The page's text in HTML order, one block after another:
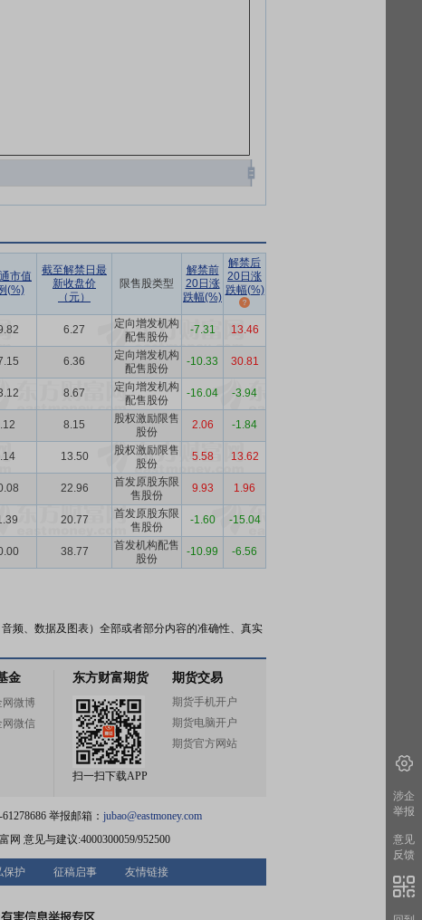
市值
(%)
截至解禁日最
新收盘价
（元）
限售股类型
解禁前
20日涨
跌幅(%)
解禁后
20日涨
跌幅(%)
6.27
定向增发机构
配售股份
-7.31 13.46
6.36
定向增发机构
配售股份
-10.33 30.81
8.67
定向增发机构
配售股份
-16.04 -3.94
8.15
股权激励限售
股份
2.06 -1.84
13.50
股权激励限售
股份
5.58 13.62
22.96
首发原股东限
售股份
9.93 1.96
20.77
首发原股东限
售股份
-1.60 -15.04
38.77
首发机构配售
股份
-10.99 -6.56
频、数据及图表）全部或者部分内容的准确性、真实
金
网微博
网微信
东方财富期货
扫一扫下载APP
期货交易
期货手机开户
期货电脑开户
期货官方网站
举报邮箱： jubao@eastmoney.com
网 意见与建议:4000300059/952500
保护 征稿启事 友情链接
涉企
举报
意见
反馈